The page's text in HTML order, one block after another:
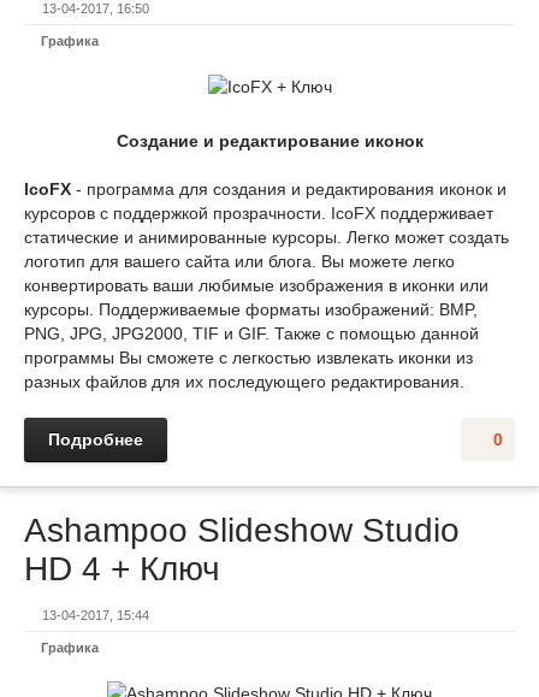
13-04-2017, 16:50
Графика
Создание и редактирование иконок
IcoFX - программа для создания и редактирования иконок и
курсоров с поддержкой прозрачности. IcoFX поддерживает
статические и анимированные курсоры. Легко может создать
логотип для вашего сайта или блога. Вы можете легко
конвертировать ваши любимые изображения в иконки или
курсоры. Поддерживаемые форматы изображений: BMP,
PNG, JPG, JPG2000, TIF и GIF. Также с помощью данной
программы Вы сможете с легкостью извлекать иконки из
разных файлов для их последующего редактирования.
0
Подробнее
Ashampoo Slideshow Studio
HD 4 + Ключ
13-04-2017, 15:44
Графика